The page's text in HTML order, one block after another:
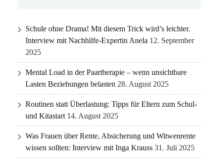
Schule ohne Drama! Mit diesem Trick wird’s leichter.
Interview mit Nachhilfe-Expertin Anela 12. September
2025
Mental Load in der Paartherapie – wenn unsichtbare
Lasten Beziehungen belasten 28. August 2025
Routinen statt Überlastung: Tipps für Eltern zum Schul-
und Kitastart 14. August 2025
Was Frauen über Rente, Absicherung und Witwenrente
wissen sollten: Interview mit Inga Krauss 31. Juli 2025